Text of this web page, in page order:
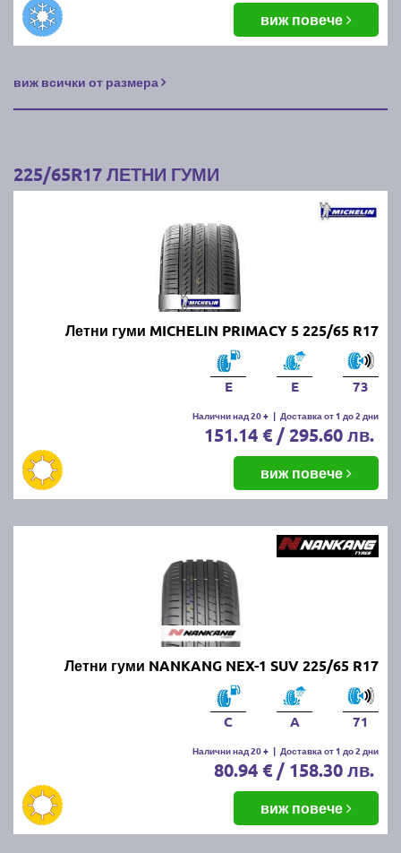
виж повече
виж всички от размера
225/65R17 ЛЕТНИ ГУМИ
Летни гуми MICHELIN PRIMACY 5 225/65 R17
E E 73
Налични над 20 + | Доставка от 1 до 2 дни
151.14 € / 295.60 лв.
виж повече
Летни гуми NANKANG NEX-1 SUV 225/65 R17
C A 71
Налични над 20 + | Доставка от 1 до 2 дни
80.94 € / 158.30 лв.
виж повече